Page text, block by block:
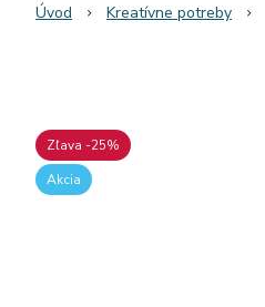
Úvod Kreatívne potreby
Zľava -25%
Akcia